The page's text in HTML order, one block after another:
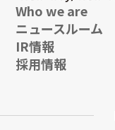
Who we are
ニュースルーム
IR情報
採用情報